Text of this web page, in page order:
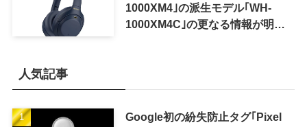
1000XM4｣の派生モデル｢WH-
1000XM4C｣の更なる情報が明ら
人気記事
Google初の紛失防止タグ｢Pixel